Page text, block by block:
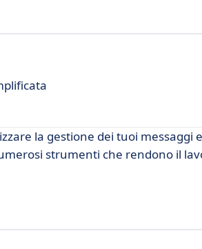
la gestione dei tuoi messaggi
strumenti che rendono il